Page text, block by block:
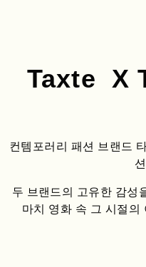
Taxte X
컨템포러리 패션 브랜드
두 브랜드의 고유한 감성
마치 영화 속 그 시절의